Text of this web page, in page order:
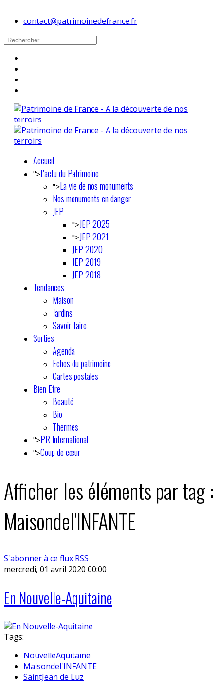
contact@patrimoinedefrance.fr
Accueil
">L'actu du Patrimoine
">La vie de nos monuments
Nos monuments en danger
JEP
">JEP 2025
">JEP 2021
JEP 2020
JEP 2019
JEP 2018
Tendances
Maison
Jardins
Savoir faire
Sorties
Agenda
Echos du patrimoine
Cartes postales
Bien Etre
Beauté
Bio
Thermes
">PR International
">Coup de cœur
Afficher les éléments par tag :
Maisondel'INFANTE
S'abonner à ce flux RSS
mercredi, 01 avril 2020 00:00
En Nouvelle-Aquitaine
Tags:
NouvelleAquitaine
Maisondel'INFANTE
SaintJean de Luz